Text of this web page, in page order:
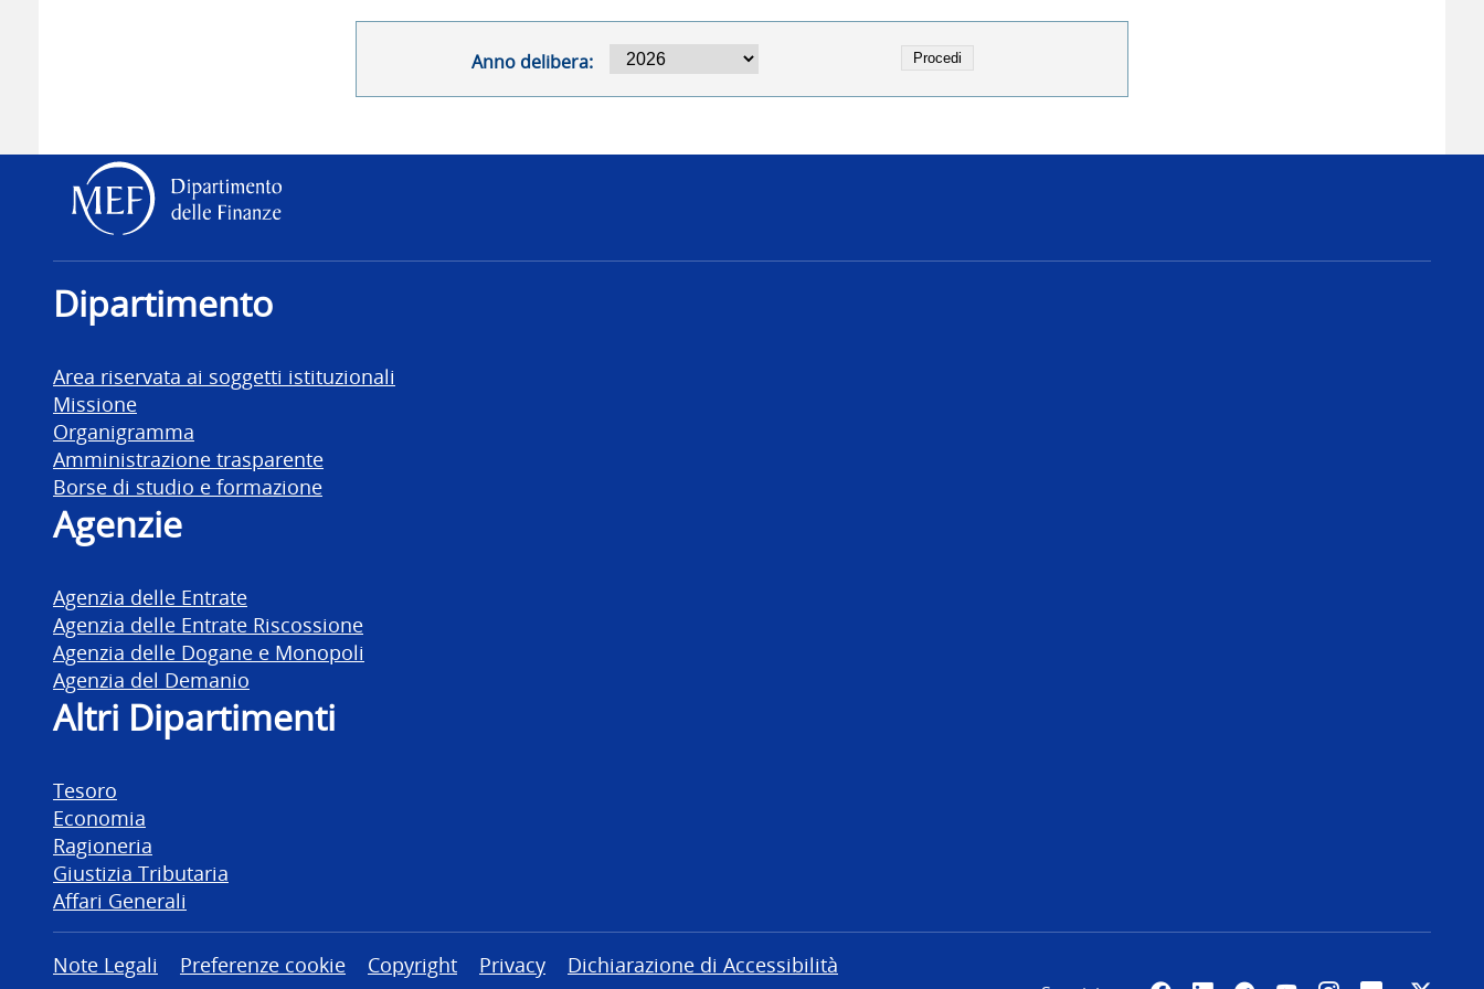
Anno delibera:
Dipartimento delle Finanze
Dipartimento
Area riservata ai soggetti istituzionali
Missione
Organigramma
Amministrazione trasparente
Borse di studio e formazione
Agenzie
Agenzia delle Entrate
Agenzia delle Entrate Riscossione
Agenzia delle Dogane e Monopoli
Agenzia del Demanio
Altri Dipartimenti
Tesoro
Economia
Ragioneria
Giustizia Tributaria
Affari Generali
Altre informazioni
Note Legali Preferenze cookie Copyright Privacy Dichiarazione di Accessibilità